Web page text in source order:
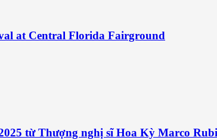
at Central Florida Fairground
từ Thượng nghị sĩ Hoa Kỳ Marco